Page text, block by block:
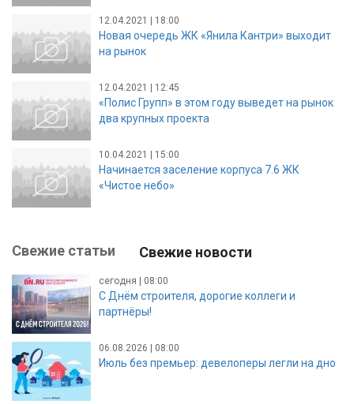
12.04.2021 | 18:00
Новая очередь ЖК «Янила Кантри» выходит
на рынок
12.04.2021 | 12:45
«Полис Групп» в этом году выведет на рынок
два крупных проекта
10.04.2021 | 15:00
Начинается заселение корпуса 7.6 ЖК
«Чистое небо»
Свежие статьи Свежие новости
сегодня | 08:00
С Днём строителя, дорогие коллеги и
партнёры!
06.08.2026 | 08:00
Июль без премьер: девелоперы легли на дно